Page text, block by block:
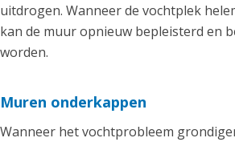
uitdrogen. Wanneer de vochtplek
kan de muur opnieuw bepleisterd en
worden.
Muren onderkappen
Wanneer het vochtprobleem